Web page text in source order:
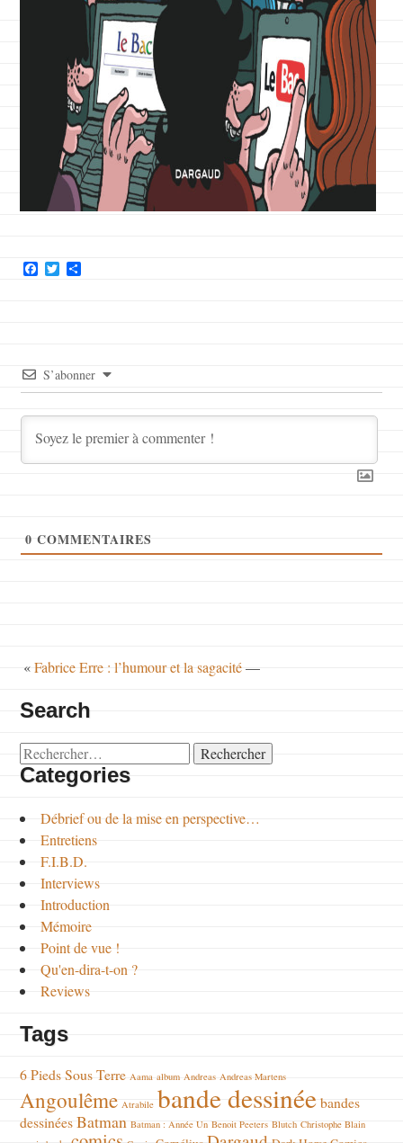
Facebook
Twitter
S’abonner
0 COMMENTAIRES
«Fabrice Erre : l’humour et la sagacité—
Search
Rechercher :
Categories
Débrief ou de la mise en perspective…
Entretiens
F.I.B.D.
Interviews
Introduction
Mémoire
Point de vue !
Qu'en-dira-t-on ?
Reviews
Tags
6 Pieds Sous Terre Aama album Andreas Andreas Martens
Angoulême Atrabile bande dessinéebandes
dessinéesBatman Batman : Année Un Benoit Peeters Blutch Christophe Blain